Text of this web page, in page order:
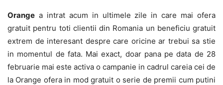
Orange a intrat acum in ultimele zile in care mai ofera
gratuit pentru toti clientii din Romania un beneficiu gratuit
extrem de interesant despre care oricine ar trebui sa stie
in momentul de fata. Mai exact, doar pana pe data de 28
februarie mai este activa o campanie in cadrul careia cei de
la Orange ofera in mod gratuit o serie de premii cum putini